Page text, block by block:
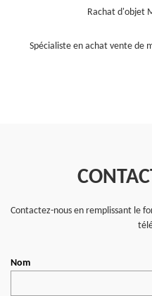
Rachat d'objet
Spécialiste en achat vente de
Contactez-nous en remplissant le
Nom